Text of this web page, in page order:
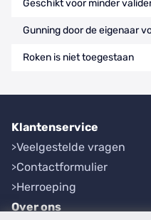
Geschikt voor minder
Gunning door de eigenaar
Roken is niet toegestaan
Klantenservice
Veelgestelde vragen
Contactformulier
Herroeping
Over ons